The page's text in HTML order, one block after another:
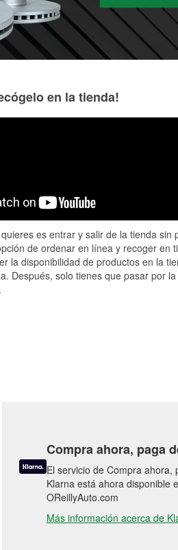
for
Don't matter how many
need to go there they aee
parts
en la tienda!
es entrar y salir de la tienda sin
de ordenar en línea y recoger en
la disponibilidad de productos en la
Después, solo tienes que pasar por
Compra ahora, paga
El servicio de Compra ahora,
Klarna está ahora disponible
OReillyAuto.com
Más información acerca de